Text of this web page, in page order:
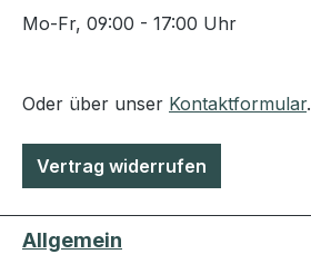
Mo-Fr, 09:00 - 17:00 Uhr
Oder über unser Kontaktformular.
Vertrag widerrufen
Allgemein